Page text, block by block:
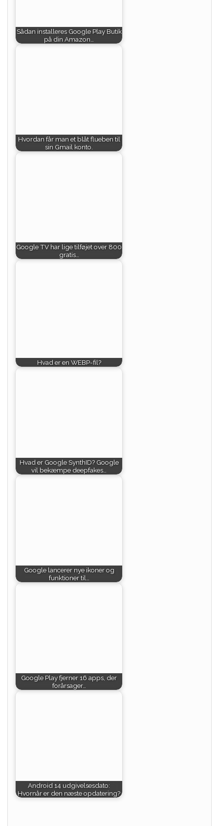
Sådan installeres Google Play Butik
på din Amazon…
Hvordan får man et blåt flueben til
sin Gmail konto.
Google TV har lige tilføjet over 800
gratis…
Hvad er en WEBP-fil?
Hvad er Google SynthID? Google
vil bekæmpe deepfakes…
Google lancerer nye ikoner og
funktioner til…
Google Play fjerner 16 apps, der
forårsager…
Android 14 udgivelsesdato:
Hvornår er den næste opdatering?